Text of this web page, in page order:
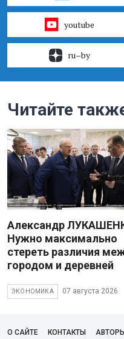
youtube
ru–by
Читайте
Александр
Нужно максимально
стереть различия
городом и деревней
ЭКОНОМИКА 07 августа 2026
О САЙТЕ КОНТАКТЫ